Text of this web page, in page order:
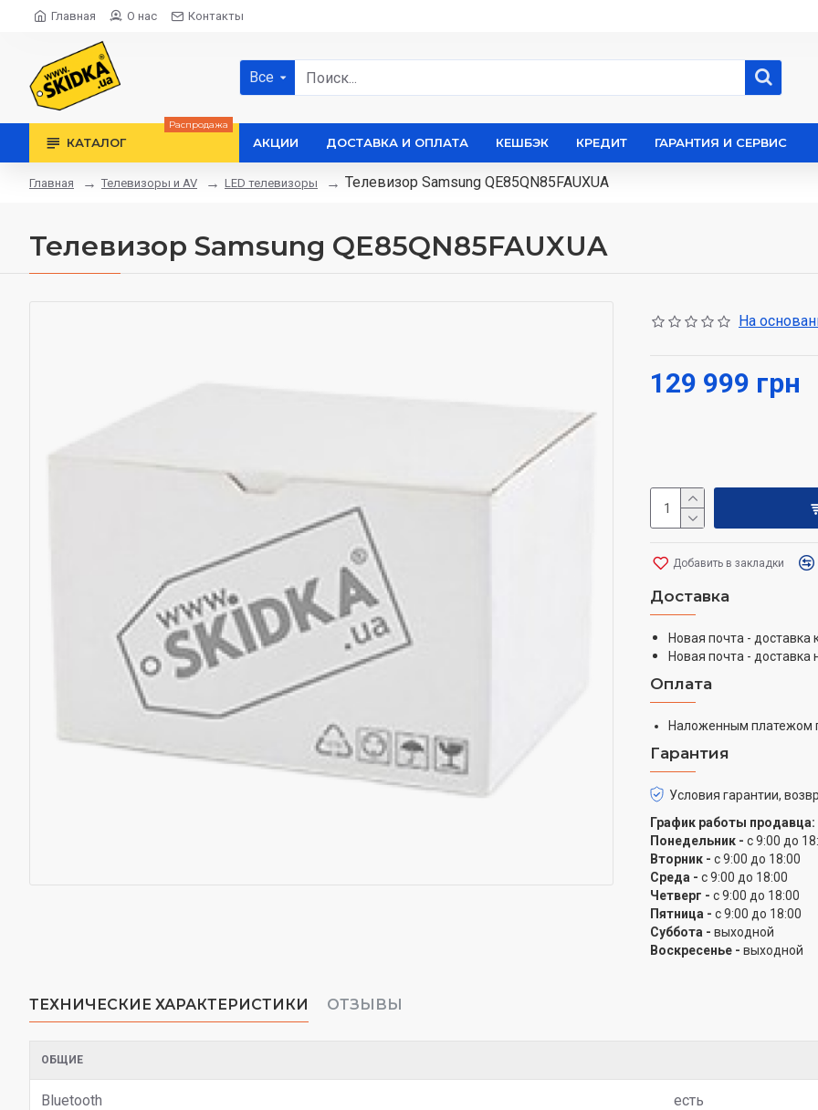
Главная О нас Контакты
Все
КАТАЛОГ
Распродажа
АКЦИИ ДОСТАВКА И ОПЛАТА КЕШБЭК КРЕДИТ ГАРАНТИЯ И СЕРВИС
Главная Телевизоры и AV LED телевизоры Телевизор Samsung QE85QN85FAUXUA
Телевизор Samsung QE85QN85FAUXUA
На
129 999 грн
Добавить в закладки
Доставка
Новая почта - доставка
Новая почта - доставка
Оплата
Наложенным платежом
Гарантия
Условия гарантии,
График работы продавца:
Понедельник - с 9:00 до
Вторник - с 9:00 до 18:00
Среда - с 9:00 до 18:00
Четверг - с 9:00 до 18:00
Пятница - с 9:00 до 18:00
Суббота - выходной
Воскресенье - выходной
ТЕХНИЧЕСКИЕ ХАРАКТЕРИСТИКИ ОТЗЫВЫ
ОБЩИЕ
Bluetooth есть